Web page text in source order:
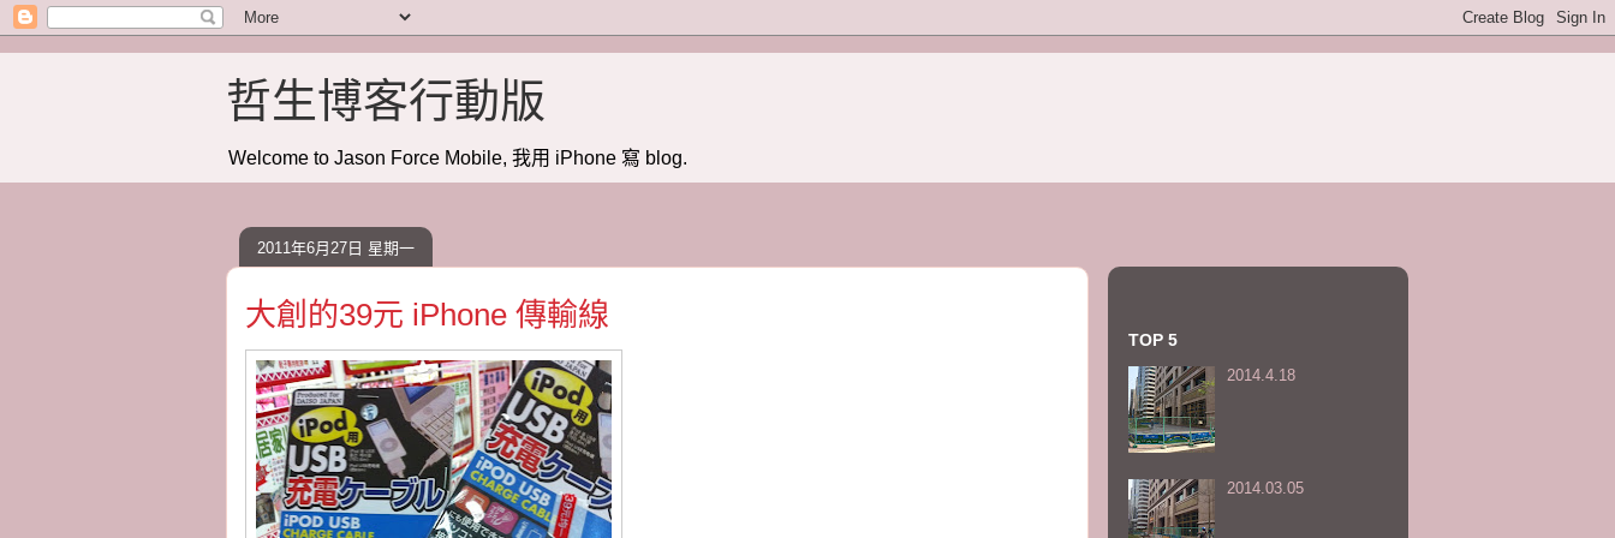
哲生博客行動版
Welcome to Jason Force Mobile, 我用 iPhone 寫 blog.
2011年6月27日 星期一
大創的39元 iPhone 傳輸線
TOP 5
2014.4.18
2014.03.05